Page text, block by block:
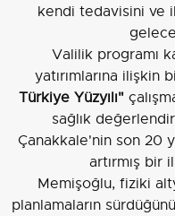
kendi tedavisini ve
Valilik programı
yatırımlarına ilişkin
Türkiye Yüzyılı"
sağlık
Çanakkale'nin son 20
artırmış bir
Memişoğlu, fiziki
planlamaların